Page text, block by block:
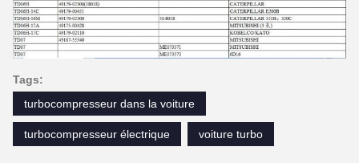
Tags:
turbocompresseur dans la voiture
turbocompresseur électrique voiture turbo